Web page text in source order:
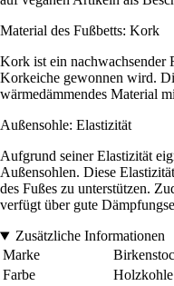
Material des Fußbetts: Kork
Kork ist ein nachwachsender
Korkeiche gewonnen wird.
wärmedämmendes Material
Außensohle: Elastizität
Aufgrund seiner Elastizität
Außensohlen. Diese
des Fußes zu unterstützen.
verfügt über gute
Zusätzliche Informationen
Marke
Farbe
Holzkohle